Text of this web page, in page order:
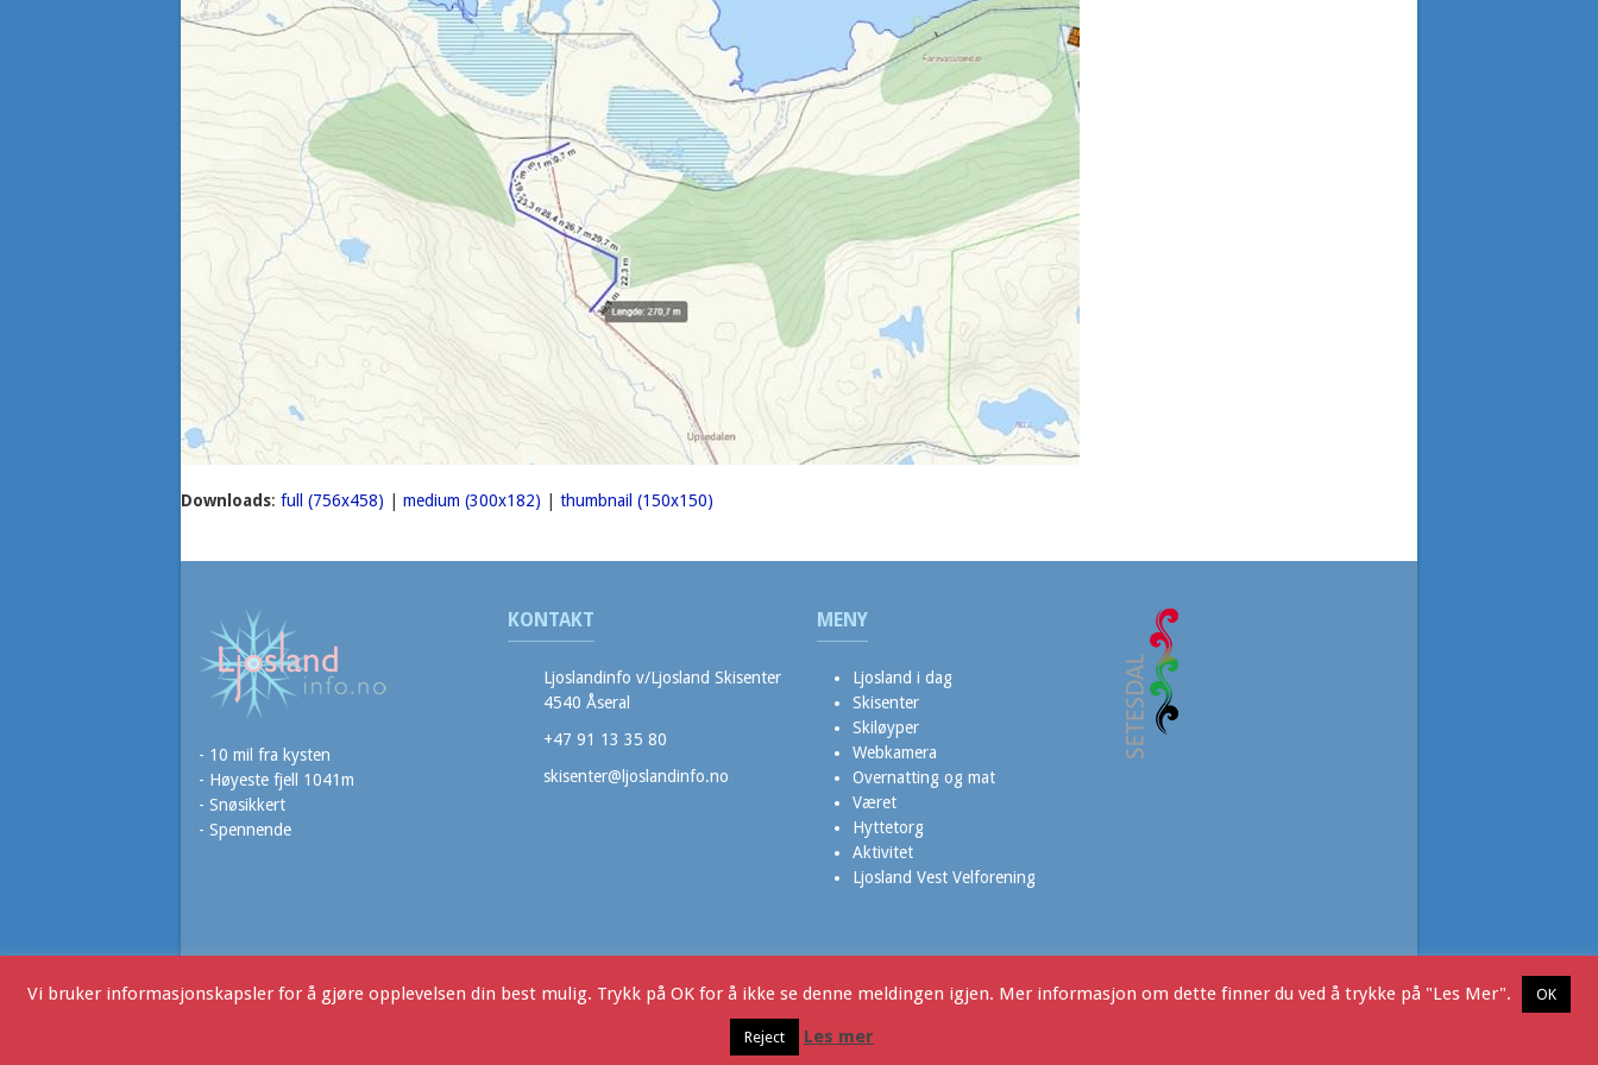
Downloads: full (756x458) medium (300x182) thumbnail (150x150)
- 10 mil fra kysten
- Høyeste fjell 1041m
- Snøsikkert
- Spennende
KONTAKT
Ljoslandinfo v/Ljosland Skisenter
4540 Åseral
+47 91 13 35 80
skisenter@ljoslandinfo.no
MENY
Ljosland i dag
Skisenter
Skiløyper
Webkamera
Overnatting og mat
Været
Hyttetorg
Aktivitet
Ljosland Vest Velforening
Ljoslandinfo - Copyright © 2016. Webdesign v/JHR Produksjon Kontakt Oss
Vi bruker informasjonskapsler for å gjøre opplevelsen din best mulig. Trykk på OK for å ikke se denne meldingen igjen. Mer informasjon om dette finner du ved å trykke på "Les Mer". OK
Reject Les mer